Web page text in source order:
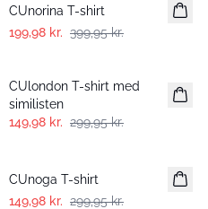
CUnorina T-shirt
199,98 kr. 399,95 kr.
CUlondon T-shirt med
similisten
149,98 kr. 299,95 kr.
CUnoga T-shirt
149,98 kr. 299,95 kr.